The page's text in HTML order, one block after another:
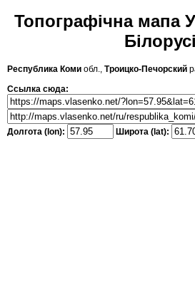
Топографічна мапа
Білорусі
Республика Коми обл., Троицко-Печорский
Ссылка сюда:
Долгота (lon): Широта (lat):